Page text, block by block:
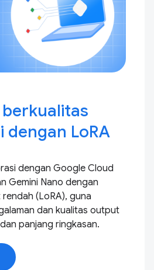
berkualitas
dengan LoRA
dengan Google Cloud
Gemini Nano dengan
(LoRA), guna
dan kualitas output
panjang ringkasan.